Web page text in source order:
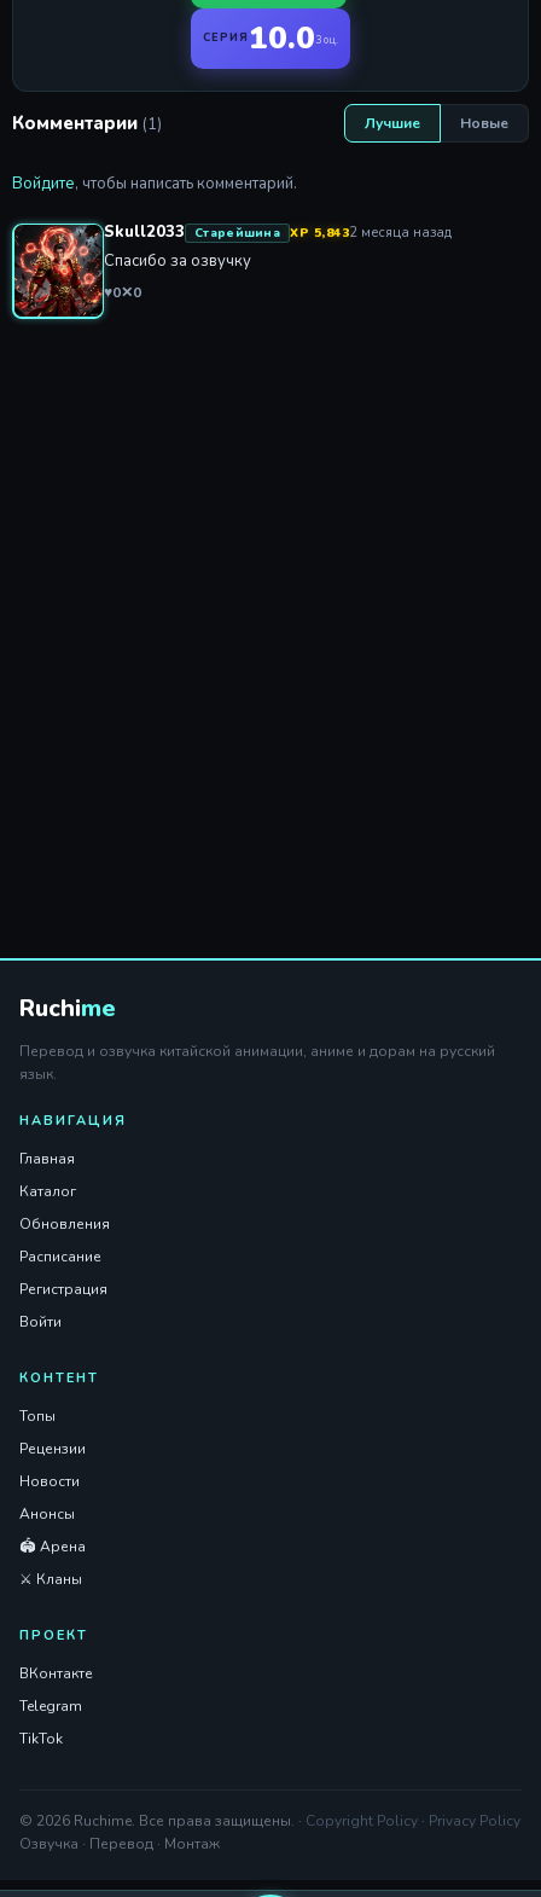
Серия 20
СЕРИЯ 10.03 оц.
Комментарии (1) Лучшие Новые
Войдите, чтобы написать комментарий.
Skull2033 Старейшина XP 5,8432 месяца назад
Спасибо за озвучку
♥0✕0
Ruchime
Перевод и озвучка китайской анимации, аниме и дорам на русский
язык.
НАВИГАЦИЯ
Главная
Каталог
Обновления
Расписание
Регистрация
Войти
КОНТЕНТ
Топы
Рецензии
Новости
Анонсы
🏟️ Арена
⚔️ Кланы
ПРОЕКТ
ВКонтакте
Telegram
TikTok
© 2026 Ruchime. Все права защищены. · Copyright Policy · Privacy Policy
Озвучка · Перевод · Монтаж